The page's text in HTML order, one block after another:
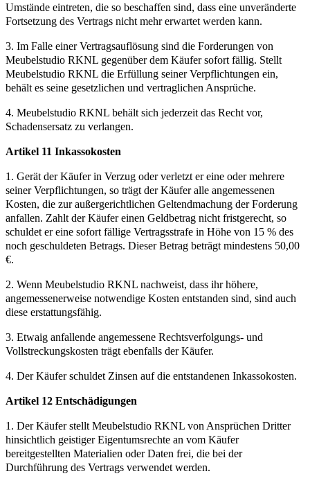
Umstände eintreten, die so beschaffen sind, dass eine unveränderte
Fortsetzung des Vertrags nicht mehr erwartet werden kann.
3. Im Falle einer Vertragsauflösung sind die Forderungen von
Meubelstudio RKNL gegenüber dem Käufer sofort fällig. Stellt
Meubelstudio RKNL die Erfüllung seiner Verpflichtungen ein,
behält es seine gesetzlichen und vertraglichen Ansprüche.
4. Meubelstudio RKNL behält sich jederzeit das Recht vor,
Schadensersatz zu verlangen.
Artikel 11 Inkassokosten
1. Gerät der Käufer in Verzug oder verletzt er eine oder mehrere
seiner Verpflichtungen, so trägt der Käufer alle angemessenen
Kosten, die zur außergerichtlichen Geltendmachung der Forderung
anfallen. Zahlt der Käufer einen Geldbetrag nicht fristgerecht, so
schuldet er eine sofort fällige Vertragsstrafe in Höhe von 15 % des
noch geschuldeten Betrags. Dieser Betrag beträgt mindestens 50,00
€.
2. Wenn Meubelstudio RKNL nachweist, dass ihr höhere,
angemessenerweise notwendige Kosten entstanden sind, sind auch
diese erstattungsfähig.
3. Etwaig anfallende angemessene Rechtsverfolgungs- und
Vollstreckungskosten trägt ebenfalls der Käufer.
4. Der Käufer schuldet Zinsen auf die entstandenen Inkassokosten.
Artikel 12 Entschädigungen
1. Der Käufer stellt Meubelstudio RKNL von Ansprüchen Dritter
hinsichtlich geistiger Eigentumsrechte an vom Käufer
bereitgestellten Materialien oder Daten frei, die bei der
Durchführung des Vertrags verwendet werden.